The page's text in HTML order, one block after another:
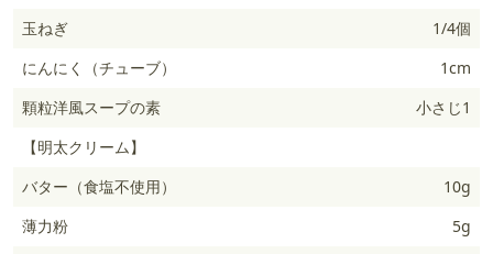
玉ねぎ
1/4個
にんにく（チューブ）
1cm
顆粒洋風スープの素
小さじ1
【明太クリーム】
バター（食塩不使用）
10g
薄力粉
5g